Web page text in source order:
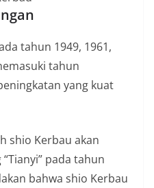
tahun 1949, 1961,
tahun
yang kuat
shio Kerbau akan
pada tahun
bahwa shio Kerbau